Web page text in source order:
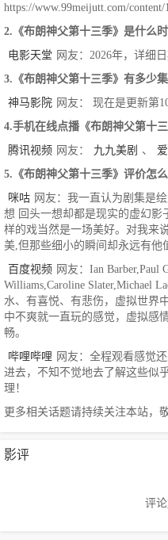
https://www.99meijutt.com/content/
2.《布朗神父第十三季》是什么
电影天堂 网友：2026年，详细
3.《布朗神父第十三季》有多少集
神马影院 网友： 现在是更新第
4.手机在线点播《布朗神父第十
腾讯视频 网友： 九九美剧 、
5.《布朗神父第十三季》评价怎么
咪咕 网友：我一直认为剧集是
想 回头一想却都是现实的虚幻影
样的戏当然是一场美好。对我来
美,但那些细小的瞬间却永远有他
百度视频 网友：Ian Barber,Paul
Williams,Caroline Slater,Michael
水、有喜悦、有悲伤，虚拟世界
中不爽就一直玩的感觉，虚拟感
畅。
哔哩哔哩 网友：全程观看感觉
进去，不知不觉地去了解这些似
理！
更多相关话题请持续关注本站，
影评
评论